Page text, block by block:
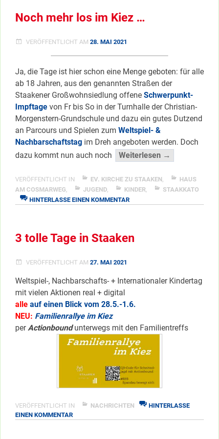
Noch mehr los im Kiez …
VERÖFFENTLICHT AM 28. MAI 2021
Ja, die Tage ist hier schon eine Menge geboten: für alle
ab 18 Jahren, aus den genannten Straßen der
Staakener Großwohnsiedlung offene Schwerpunkt-
Impftage von Fr bis So in der Turnhalle der Christian-
Morgenstern-Grundschule und dazu ein gutes Dutzend
an Parcours und Spielen zum Weltspiel- &
Nachbarschaftstag im Dreh angeboten werden. Doch
dazu kommt nun auch noch
Weiterlesen →
los
im
VERÖFFENTLICHT IN EV. KIRCHE ZU STAAKEN
HAUS
AM COSMARWEG
JUGEND KINDER
STAAKKATO
HINTERLASSE EINEN KOMMENTARZU
NOCH
IM
KIEZ
3 tolle Tage in Staaken
VERÖFFENTLICHT AM 27. MAI 2021
Weltspiel-, Nachbarschafts- + Internationaler Kindertag
mit vielen Aktionen real + digital
alle auf einen Blick vom 28.5.-1.6.
NEU: Familienrallye im Kiez
perActionboundunterwegs mit den Familientreffs
VERÖFFENTLICHT IN NACHRICHTEN
HINTERLASSE
EINEN KOMMENTARZU